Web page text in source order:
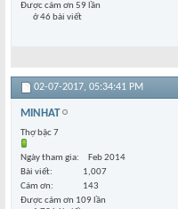
Được cám ơn 59 lần
ở 46 bài viết
02-07-2017, 05:34:41 PM
MINHAT
Thợ bậc 7
Ngày tham gia
Feb 2014
Bài viết
1,007
Cám ơn
143
Được cám ơn 109 lần